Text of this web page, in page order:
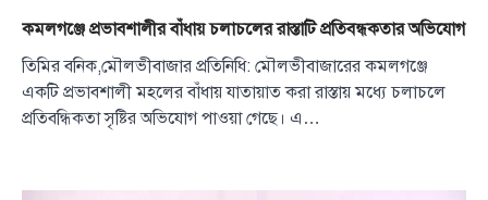
কমলগঞ্জে প্রভাবশালীর বাঁধায় চলাচলের রাস্তাটি প্রতিবন্ধকতার অভিযোগ
তিমির বনিক,মৌলভীবাজার প্রতিনিধি: মৌলভীবাজারের কমলগঞ্জে
একটি প্রভাবশালী মহলের বাঁধায় যাতায়াত করা রাস্তায় মধ্যে চলাচলে
প্রতিবন্ধিকতা সৃষ্টির অভিযোগ পাওয়া গেছে। এ…